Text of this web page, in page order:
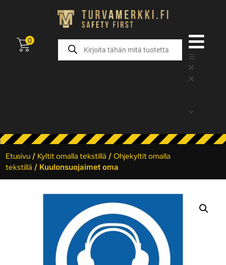
0
Etusivu / Kyltit omalla tekstillä /Ohjekyltit omalla
tekstillä / Kuulonsuojaimet oma